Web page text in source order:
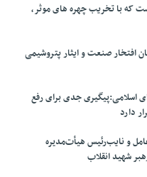
که با تخریب چهره های موثر،
افتخار صنعت و ایثار پتروشیمی
اسلامی:پیگیری جدی برای رفع
دارد
و نایب‌رئیس هیأت‌مدیره
شهید انقلاب